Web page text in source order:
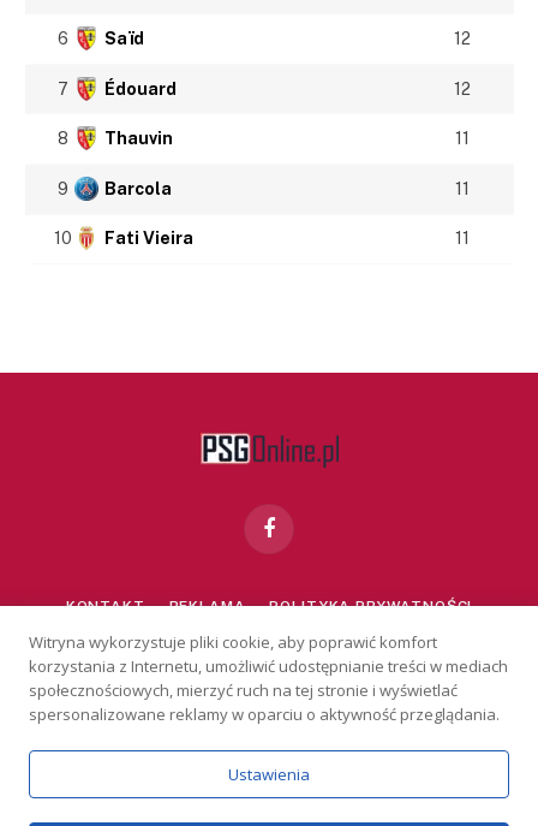
6 Saïd 12
7 Édouard 12
8 Thauvin 11
9 Barcola 11
10 Fati Vieira 11
Facebook
KONTAKT REKLAMA POLITYKA PRYWATNOŚCI
Serwis wyłącznie dla osób powyżej 18 lat. Hazard może uzależniać.
Graj odpowiedzialnie.Szczegóły
Copyright © 2026 PSGonline.pl
Witryna wykorzystuje pliki cookie, aby poprawić komfort
korzystania z Internetu, umożliwić udostępnianie treści w mediach
społecznościowych, mierzyć ruch na tej stronie i wyświetlać
spersonalizowane reklamy w oparciu o aktywność przeglądania.
Ustawienia